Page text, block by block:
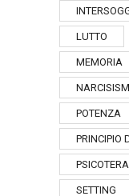
LUTTO
MEMORIA
POTENZA
PRINCIPIO
SETTING